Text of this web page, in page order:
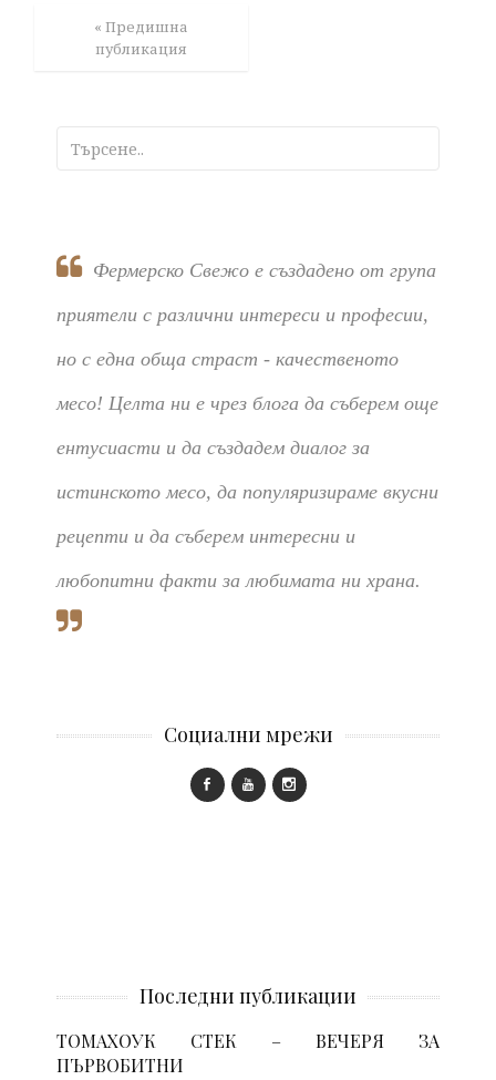
« Предишна
публикация
Фермерско Свежо е създадено от група
приятели с различни интереси и професии,
но с една обща страст - качественото
месо! Целта ни е чрез блога да съберем още
ентусиасти и да създадем диалог за
истинското месо, да популяризираме вкусни
рецепти и да съберем интересни и
любопитни факти за любимата ни храна.
Социални мрежи
Последни публикации
ТОМАХОУК СТЕК – ВЕЧЕРЯ ЗА
ПЪРВОБИТНИ